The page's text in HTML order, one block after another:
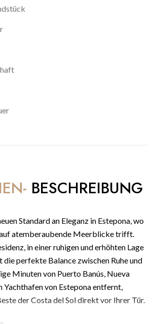
BESCHREIBUNG
Standard an Eleganz in Estepona, wo
atemberaubende Meerblicke trifft.
in einer ruhigen und erhöhten Lage
perfekte Balance zwischen Ruhe und
Minuten von Puerto Banús, Nueva
Yachthafen von Estepona entfernt,
der Costa del Sol direkt vor Ihrer Tür.